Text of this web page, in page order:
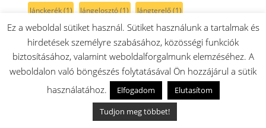
lánckerék(1) lángelosztó(1) lángterelő(1)
légkeverésfűtés(8) légkeverésfűtőtest(5) légszűrő (50)
lúgszivattyú(8) magasnyomású mosó(1)
magasság rögzítő(3) magasság állító(3) maghőmérő(1)
magnetron(1) magnézium anód(4) matrac(1)
matrica MaxoMixx
Ez a weboldal sütiket használ. Sütiket használunk a tartalmak és
hirdetések személyre szabásához, közösségi funkciók
biztosításához, valamint weboldalforgalmunk elemzéséhez. A
weboldalon való böngészés folytatásával Ön hozzájárul a sütik
használatához.
Elfogadom
Elutasítom
Tudjon meg többet!